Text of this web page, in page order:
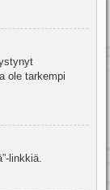
ole tarkempi
linkkiä.